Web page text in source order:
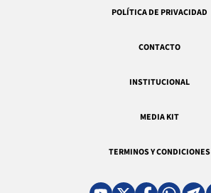
POLÍTICA DE PRIVACIDAD
CONTACTO
INSTITUCIONAL
MEDIA KIT
TERMINOS Y CONDICIONES